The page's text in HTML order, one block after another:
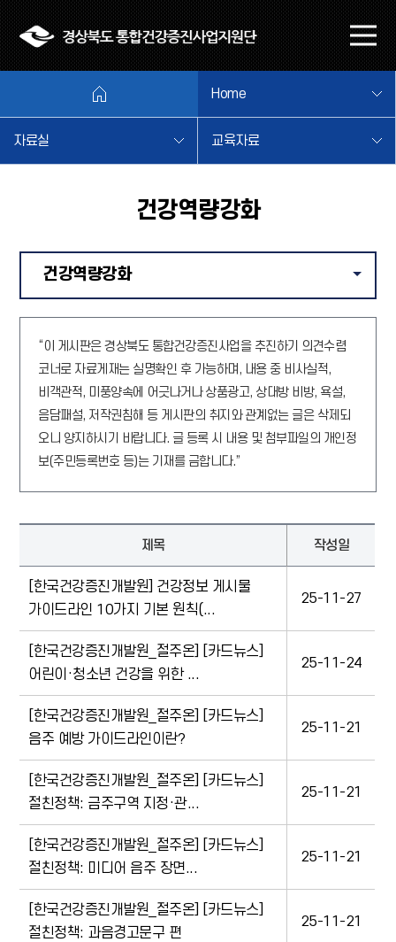
메
뉴
기
Home
자료실 교육자료
건강역량강화
건강역량강화
“이 게시판은 경상북도 통합건강증진사업을 추진하기 의견수렴
코너로 자료게재는 실명확인 후 가능하며, 내용 중 비사실적,
비객관적, 미풍양속에 어긋나거나 상품광고, 상대방 비방, 욕설,
음담패설, 저작권침해 등 게시판의 취지와 관계없는 글은 삭제되
오니 양지하시기 바랍니다. 글 등록 시 내용 및 첨부파일의 개인정
보(주민등록번호 등)는 기재를 금합니다.”
제목 작성일
[한국건강증진개발원] 건강정보 게시물
가이드라인 10가지 기본 원칙(...
25-11-27
[한국건강증진개발원_절주온] [카드뉴스]
어린이·청소년 건강을 위한 ...
25-11-24
[한국건강증진개발원_절주온] [카드뉴스]
음주 예방 가이드라인이란?
25-11-21
[한국건강증진개발원_절주온] [카드뉴스]
절친정책: 금주구역 지정·관...
25-11-21
[한국건강증진개발원_절주온] [카드뉴스]
절친정책: 미디어 음주 장면...
25-11-21
[한국건강증진개발원_절주온] [카드뉴스]
절친정책: 과음경고문구 편
25-11-21